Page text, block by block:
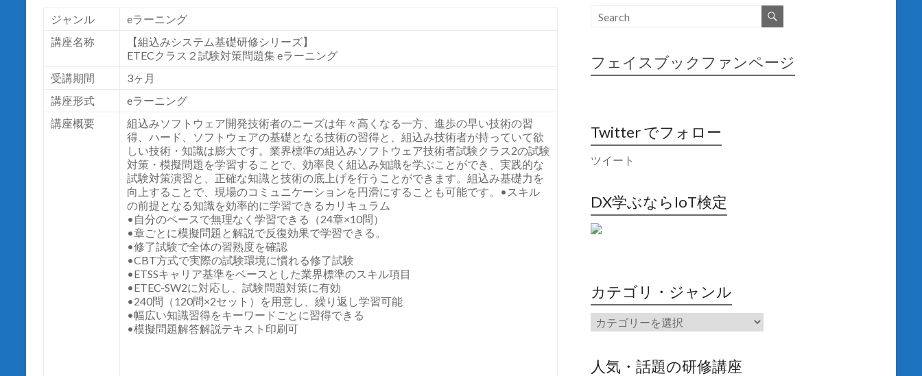
ジャンル
eラーニング
講座名称
【組込みシステム基礎研修シリーズ】
ETECクラス２試験対策問題集 eラーニング
受講期間
3ヶ月
講座形式
eラーニング
講座概要
組込みソフトウェア開発技術者のニーズは年々高くなる一方、進歩の早い技術の習
得、ハード、ソフトウェアの基礎となる技術の習得と、組込み技術者が持っていて欲
しい技術・知識は膨大です。業界標準の組込みソフトウェア技術者試験クラス2の試験
対策・模擬問題を学習することで、効率良く組込み知識を学ぶことができ、実践的な
試験対策演習と、正確な知識と技術の底上げを行うことができます。組込み基礎力を
向上することで、現場のコミュニケーションを円滑にすることも可能です。•スキル
の前提となる知識を効率的に学習できるカリキュラム
•自分のペースで無理なく学習できる（24章×10問）
•章ごとに模擬問題と解説で反復効果で学習できる。
•修了試験で全体の習熟度を確認
•CBT方式で実際の試験環境に慣れる修了試験
•ETSSキャリア基準をベースとした業界標準のスキル項目
•ETEC-SW2に対応し、試験問題対策に有効
•240問（120問×2セット）を用意し、繰り返し学習可能
•幅広い知識習得をキーワードごとに習得できる
•模擬問題解答解説テキスト印刷可
フェイスブックファンページ
Twitter でフォロー
ツイート
DX学ぶならIoT検定
カテゴリ・ジャンル
人気・話題の研修講座